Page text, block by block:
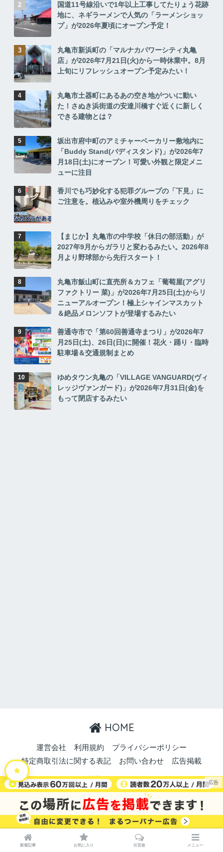
国道11号線沿いで1年以上工事してたりょう花跡
地に、ネギラーメンで人気の「ラーメンショッ
プ」が2026年夏頃にオープン予定！
丸亀市新浜町の「マルナカパワーシティ丸亀
店」が2026年7月21日(火)から一時休業中。8月
上旬にリフレッシュオープン予定みたい！
丸亀市土器町にあるあの空き地がついに動い
た！さぬき浜街道の安達川橋すぐ近くに新しく
できる建物とは？
坂出市府中町のアミチャーベーカリー敷地内に
「Buddy Stand(バディスタンド)」が2026年7
月18日(土)にオープン！可愛い外観と限定メニ
ューに注目
香川でも巧妙化する犯罪グループの「下見」に
ご注意を。植込みや室外機周りをチェック
【まじか】丸亀市の中学校「休日の部活動」が
2027年9月からガラリと変わるみたい。2026年8
月より野球部から先行スタート！
丸亀市飯山町に直売所＆カフェ「葡萄屋(アグリ
ファクトリー 菜)」が2026年7月25日(土)からリ
ニューアルオープン！極上シャインマスカット
＆絶品メロンソフトが登場するみたい
善通寺市で「第60回善通寺まつり」が2026年7
月25日(土)、26日(日)に開催！花火・踊り・臨時
駐車場＆交通規制まとめ
ゆめタウン丸亀の「VILLAGE VANGUARD(ヴィ
レッジヴァンガード)」が2026年7月31日(金)を
もって閉店するみたい
HOME
運営会社 利用規約
プライバシーポリシー
特定商取引法に関する表記
お問い合わせ 広告掲載
© 2026 まるごと・中讃つーしん。 All rights reserved.
新着記事 お気に入り 伝言板 メニュー